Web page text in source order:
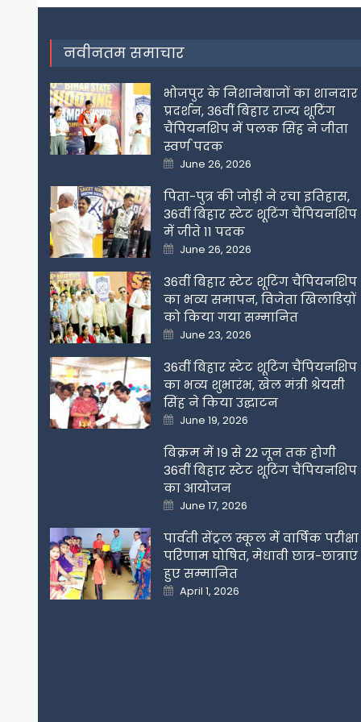
navigation
नवीनतम समाचार
भोजपुर के निशानेबाजों का शानदार
प्रदर्शन, 36वीं बिहार राज्य शूटिंग
चैंपियनशिप में पलक सिंह ने जीता
स्वर्ण पदक
Posted
on
June 26, 2026
पिता-पुत्र की जोड़ी ने रचा इतिहास,
36वीं बिहार स्टेट शूटिंग चैंपियनशिप
में जीते 11 पदक
Posted
on
June 26, 2026
36वीं बिहार स्टेट शूटिंग चैंपियनशिप
का भव्य समापन, विजेता खिलाडिय़ों
को किया गया सम्मानित
Posted
on
June 23, 2026
36वीं बिहार स्टेट शूटिंग चैंपियनशिप
का भव्य शुभारंभ, खेल मंत्री श्रेयसी
सिंह ने किया उद्घाटन
Posted
on
June 19, 2026
बिक्रम में 19 से 22 जून तक होगी
36वीं बिहार स्टेट शूटिंग चैंपियनशिप
का आयोजन
Posted
on
June 17, 2026
पार्वती सेंट्रल स्कूल में वार्षिक परीक्षा
परिणाम घोषित, मेधावी छात्र-छात्राएं
हुए सम्मानित
Posted
on
April 1, 2026